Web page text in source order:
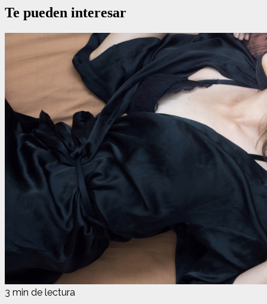
Te pueden interesar
3 min de lectura